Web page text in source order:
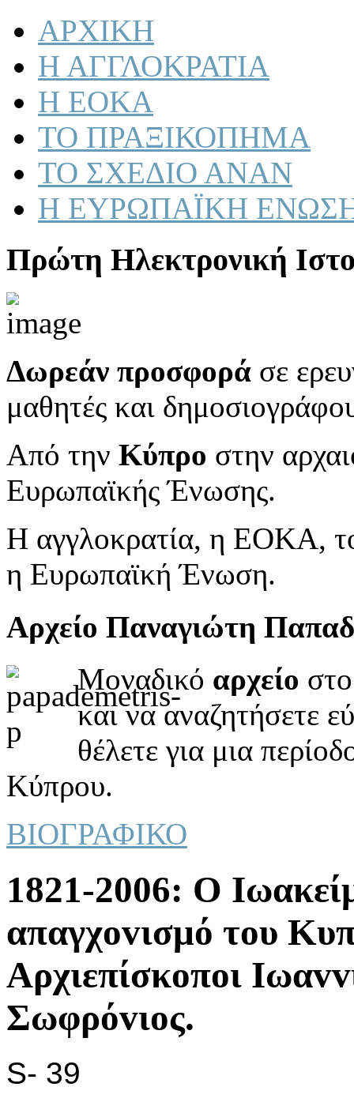
ΑΡΧΙΚΗ
Η ΑΓΓΛΟΚΡΑΤΙΑ
Η ΕΟΚΑ
ΤΟ ΠΡΑΞΙΚΟΠΗΜΑ
ΤΟ ΣΧΕΔΙΟ ΑΝΑΝ
Η ΕΥΡΩΠΑΪΚΗ
Πρώτη Ηλεκτρονική
Δωρεάν προσφορά σε
μαθητές και
Από την Κύπρο στην
Ευρωπαϊκής Ένωσης.
Η αγγλοκρατία, η ΕΟΚΑ,
η Ευρωπαϊκή Ένωση.
Αρχείο Παναγιώτη
Μοναδικό αρχείο
και να αναζητήσετε
θέλετε για μια
Κύπρου.
ΒΙΟΓΡΑΦΙΚΟ
1821-2006: Ο
απαγχovισμό τoυ
Αρχιεπίσκoπoι
Σωφρόvιoς.
S- 39